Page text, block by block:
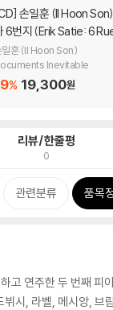
6번지 (Erik Satie: 6
일훈 (Il Hoon Son)
Inevitable
% 19,300원
리뷰/한줄평
0
관련분류 품목
고 연주한 두 번째 피
뷔시, 라벨, 메시앙, 브